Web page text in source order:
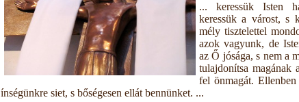
... keressük Isten
keressük a várost, s
mély tisztelettel
azok vagyunk, de
az Ő jósága, s nem a
tulajdonítsa magának
fel önmagát.
ínségünkre siet, s bőségesen ellát bennünket. ...